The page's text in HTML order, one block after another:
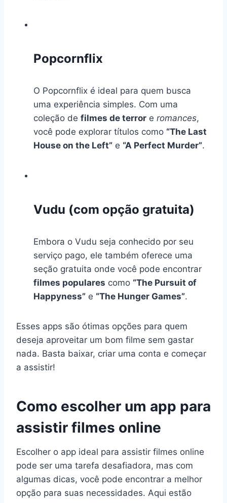
Popcornflix
O Popcornflix é ideal para quem busca
uma experiência simples. Com uma
coleção de filmes de terror e romances,
você pode explorar títulos como “The Last
House on the Left” e “A Perfect Murder”.
Vudu (com opção gratuita)
Embora o Vudu seja conhecido por seu
serviço pago, ele também oferece uma
seção gratuita onde você pode encontrar
filmes populares como “The Pursuit of
Happyness” e “The Hunger Games”.
Esses apps são ótimas opções para quem
deseja aproveitar um bom filme sem gastar
nada. Basta baixar, criar uma conta e começar
a assistir!
Como escolher um app para
assistir filmes online
Escolher o app ideal para assistir filmes online
pode ser uma tarefa desafiadora, mas com
algumas dicas, você pode encontrar a melhor
opção para suas necessidades. Aqui estão